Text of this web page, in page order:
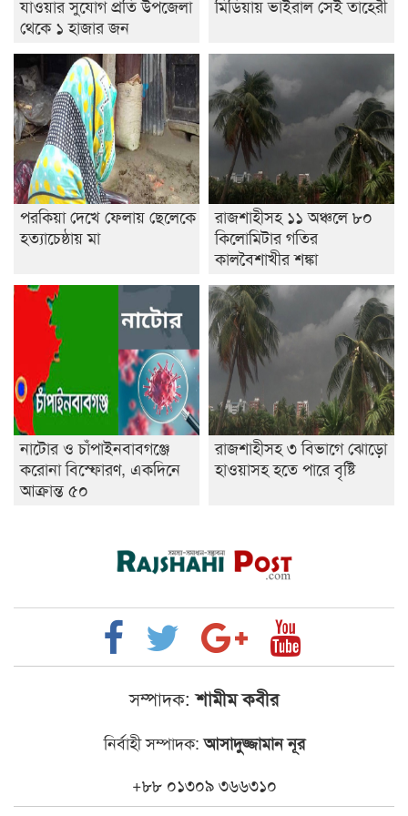
যাওয়ার সুযোগ প্রতি উপজেলা
থেকে ১ হাজার জন
মিডিয়ায় ভাইরাল সেই তাহেরী
পরকিয়া দেখে ফেলায় ছেলেকে
হত্যাচেষ্ঠায় মা
রাজশাহীসহ ১১ অঞ্চলে ৮০
কিলোমিটার গতির
কালবৈশাখীর শঙ্কা
নাটোর ও চাঁপাইনবাবগঞ্জে
করোনা বিস্ফোরণ, একদিনে
আক্রান্ত ৫০
রাজশাহীসহ ৩ বিভাগে ঝোড়ো
হাওয়াসহ হতে পারে বৃষ্টি
সম্পাদক: শামীম কবীর
নির্বাহী সম্পাদক:আসাদুজ্জামান নূর
+৮৮ ০১৩০৯ ৩৬৬৩১০